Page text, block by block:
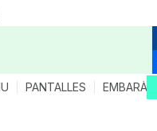
PANTALLES EMBARÀS